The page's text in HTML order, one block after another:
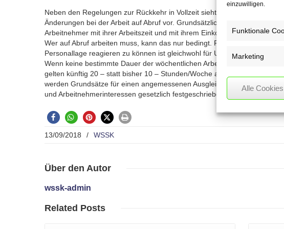
einzuwilligen.
Funktionale
Marketing
Alle Cookies
Neben den Regelungen zur Rückkehr in Vollzeit sieht der Gesetzentwurf
Änderungen bei der Arbeit auf Abruf vor. Grundsätzlich müssen
Arbeitnehmer mit ihrer Arbeitszeit und mit ihrem Einkommen planen
Wer auf Abruf arbeiten muss, kann das nur bedingt. Flexibel auf Auftrags-
Personallage reagieren zu können ist gleichwohl für Unternehmen wichtig.
Wenn keine bestimmte Dauer der wöchentlichen Arbeitszeit vereinbart ist,
gelten künftig 20 – statt bisher 10 – Stunden/Woche als vereinbart. Zudem
werden Grundsätze für einen angemessenen Ausgleich zwischen den
und Arbeitnehmerinteressen gesetzlich festgeschrieben.
13/09/2018 / WSSK
Über den Autor
wssk-admin
Related Posts